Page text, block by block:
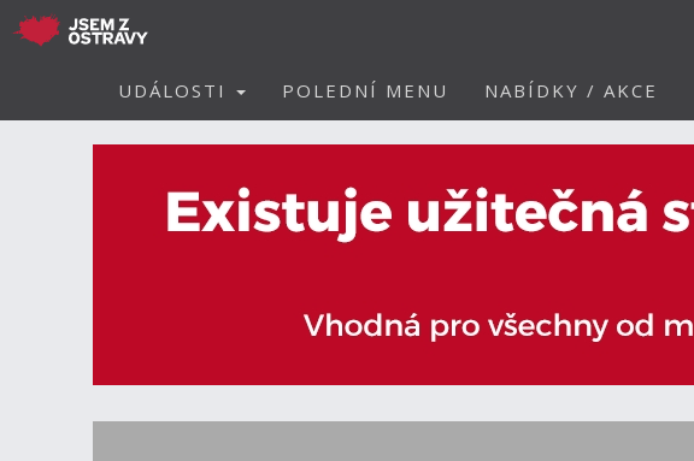
UDÁLOSTI POLEDNÍ MENU NABÍDKY / AKCE